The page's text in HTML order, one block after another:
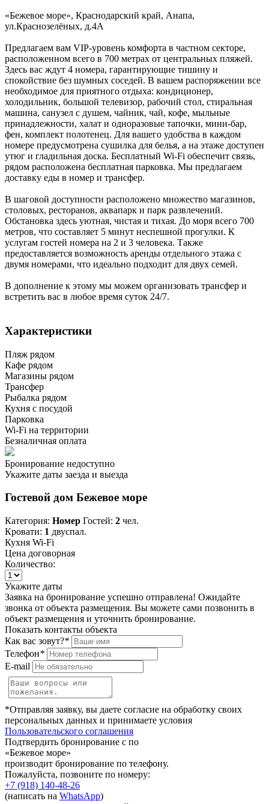
«Бежевое море», Краснодарский край, Анапа,
ул.Краснозелёных, д.4А
Предлагаем вам VIP-уровень комфорта в частном секторе,
расположенном всего в 700 метрах от центральных пляжей.
Здесь вас ждут 4 номера, гарантирующие тишину и
спокойствие без шумных соседей. В вашем распоряжении все
необходимое для приятного отдыха: кондиционер,
холодильник, большой телевизор, рабочий стол, стиральная
машина, санузел с душем, чайник, чай, кофе, мыльные
принадлежности, халат и одноразовые тапочки, мини-бар,
фен, комплект полотенец. Для вашего удобства в каждом
номере предусмотрена сушилка для белья, а на этаже доступен
утюг и гладильная доска. Бесплатный Wi-Fi обеспечит связь,
рядом расположена бесплатная парковка. Мы предлагаем
доставку еды в номер и трансфер.
В шаговой доступности расположено множество магазинов,
столовых, ресторанов, аквапарк и парк развлечений.
Обстановка здесь уютная, чистая и тихая. До моря всего 700
метров, что составляет 5 минут неспешной прогулки. К
услугам гостей номера на 2 и 3 человека. Также
предоставляется возможность аренды отдельного этажа с
двумя номерами, что идеально подходит для двух семей.
В дополнение к этому мы можем организовать трансфер и
встретить вас в любое время суток 24/7.
Характеристики
Пляж рядом
Кафе рядом
Магазины рядом
Трансфер
Рыбалка рядом
Кухня с посудой
Парковка
Wi-Fi на территории
Безналичная оплата
Бронирование недоступно
Укажите даты заезда и выезда
Гостевой дом Бежевое море
Категория: Номер Гостей: 2 чел.
Кровати: 1 двуспал.
Кухня Wi-Fi
Цена договорная
Количество:
Укажите даты
Заявка на бронирование успешно отправлена! Ожидайте
звонка от объекта размещения. Вы можете сами позвонить в
объект размещения и уточнить бронирование.
Показать контакты объекта
Как вас зовут?*
Телефон*
E-mail
*Отправляя заявку, вы даете согласие на обработку своих
персональных данных и принимаете условия
Пользовательского соглашения
Подтвердить бронирование с по
«Бежевое море»
производит бронирование по телефону.
Пожалуйста, позвоните по номеру:
+7 (918) 140-48-26
(написать на WhatsApp)